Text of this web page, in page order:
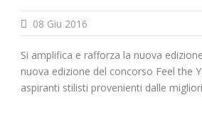
08 Giu 2016
Si amplifica e rafforza la nuova
nuova edizione del concorso Feel the
aspiranti stilisti provenienti dalle